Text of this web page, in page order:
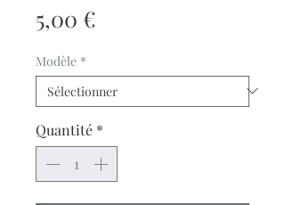
5,00 €
Modèle *
Quantité *